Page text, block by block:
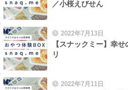
／小桜えびせん
2022年7月13日
【スナックミー】幸
リ
2022年7月11日